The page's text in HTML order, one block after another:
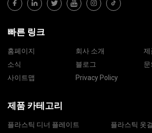
빠른 링크
홈페이지 회사 소개
제
소식
블로그
문
사이트맵
Privacy Policy
제품 카테고리
플라스틱 디너 플레이트
플라스틱 옷